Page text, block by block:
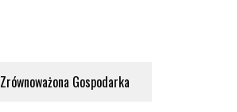
Zrównoważona Gospodarka